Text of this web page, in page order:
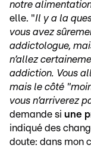
notre
elle. "Il y a la
vous avez
addictologue,
n’allez
addiction. Vous
mais le côté
vous n’arriverez
demande si une
indiqué des
doute: dans mon